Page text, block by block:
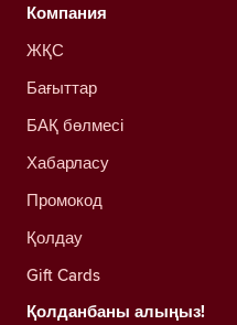
Компания
ЖҚС
Бағыттар
БАҚ бөлмесі
Хабарласу
Промокод
Қолдау
Gift Cards
Қолданбаны алыңыз!